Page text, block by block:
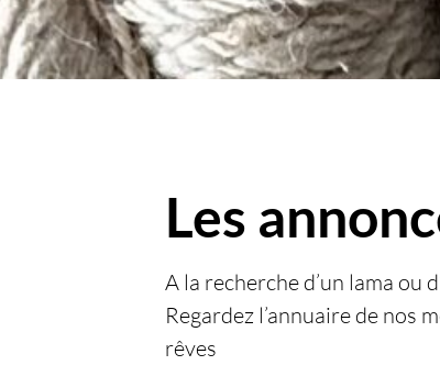
Les
A la recherche d’un lama ou
Regardez l’annuaire de nos
rêves